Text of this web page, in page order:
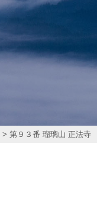
> 第９３番 瑠璃山 正法寺